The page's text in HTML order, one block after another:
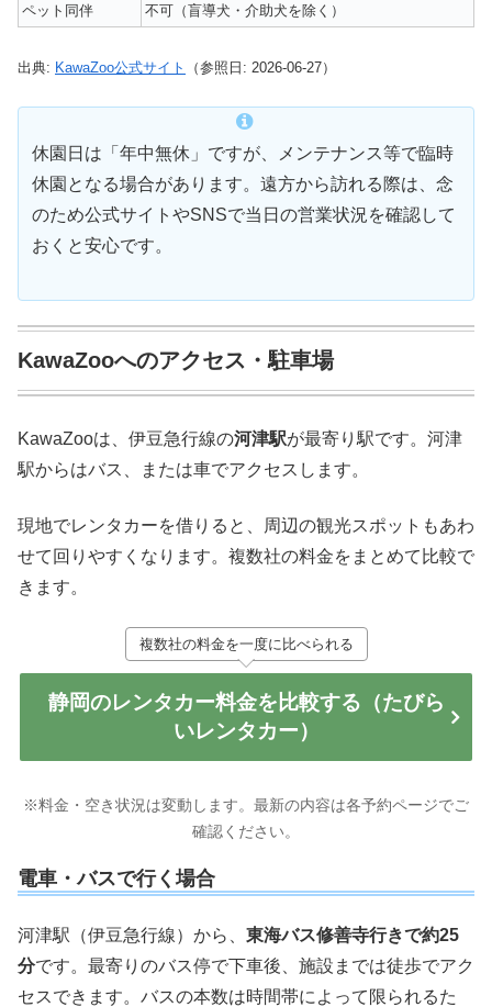
ペット同伴
不可（盲導犬・介助犬を除く）
出典: KawaZoo公式サイト （参照日: 2026-06-27）
休園日は「年中無休」ですが、メンテナンス等で臨時
休園となる場合があります。遠方から訪れる際は、念
のため公式サイトやSNSで当日の営業状況を確認して
おくと安心です。
KawaZooへのアクセス・駐車場
KawaZooは、伊豆急行線の河津駅が最寄り駅です。河津
駅からはバス、または車でアクセスします。
現地でレンタカーを借りると、周辺の観光スポットもあわ
せて回りやすくなります。複数社の料金をまとめて比較で
きます。
複数社の料金を一度に比べられる
静岡のレンタカー料金を比較する（たびら
いレンタカー）
※料金・空き状況は変動します。最新の内容は各予約ページでご
確認ください。
電車・バスで行く場合
河津駅（伊豆急行線）から、 東海バス修善寺行きで約25
分です。最寄りのバス停で下車後、施設までは徒歩でアク
セスできます。バスの本数は時間帯によって限られるた